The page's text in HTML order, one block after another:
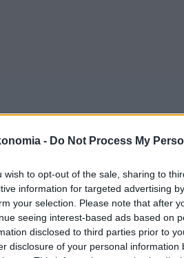
- Do Not Process My
wish to opt-out of the sale, sharing to
information for targeted advertising
your selection. Please note that after
seeing interest-based ads based on
disclosed to third parties prior to
disclosure of your personal information